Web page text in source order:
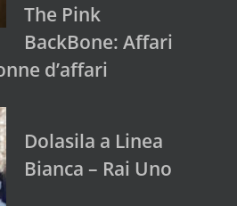
The Pink
BackBone: Affari
d’affari
Dolasila a Linea
Bianca – Rai Uno